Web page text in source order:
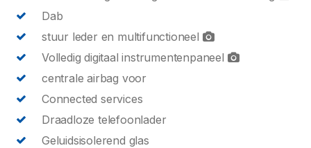
Dab
stuur leder en multifunctioneel
Volledig digitaal instrumentenpaneel
centrale airbag voor
Connected services
Draadloze telefoonlader
Geluidsisolerend glas